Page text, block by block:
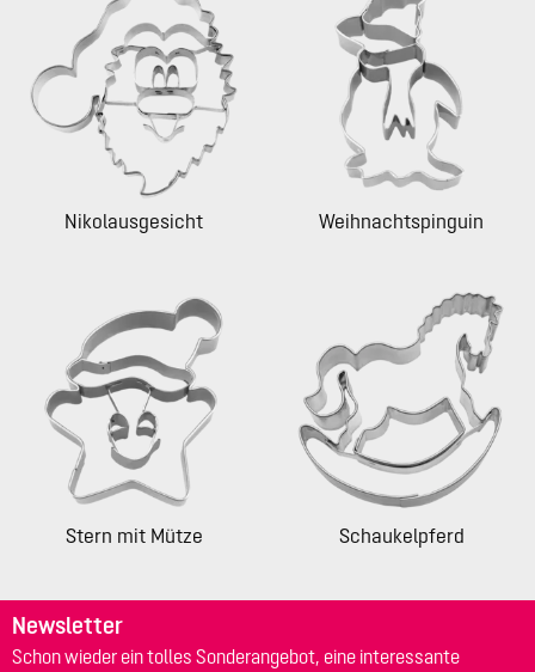
Nikolausgesicht Weihnachtspinguin
Stern mit Mütze Schaukelpferd
Newsletter
Schon wieder ein tolles Sonderangebot, eine interessante